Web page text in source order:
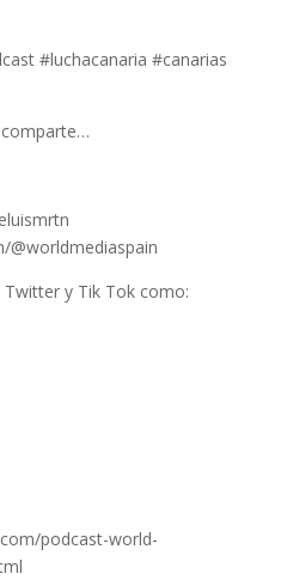
#luchacanaria #canarias
comparte…
y Tik Tok como:
podcast-world-